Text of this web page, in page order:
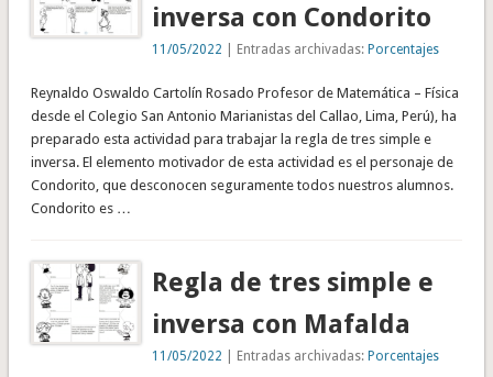
inversa con Condorito
11/05/2022 | Entradas archivadas:Porcentajes
Reynaldo Oswaldo Cartolín Rosado Profesor de Matemática – Física
desde el Colegio San Antonio Marianistas del Callao, Lima, Perú), ha
preparado esta actividad para trabajar la regla de tres simple e
inversa. El elemento motivador de esta actividad es el personaje de
Condorito, que desconocen seguramente todos nuestros alumnos.
Condorito es …
Regla de tres simple e
inversa con Mafalda
11/05/2022 | Entradas archivadas:Porcentajes